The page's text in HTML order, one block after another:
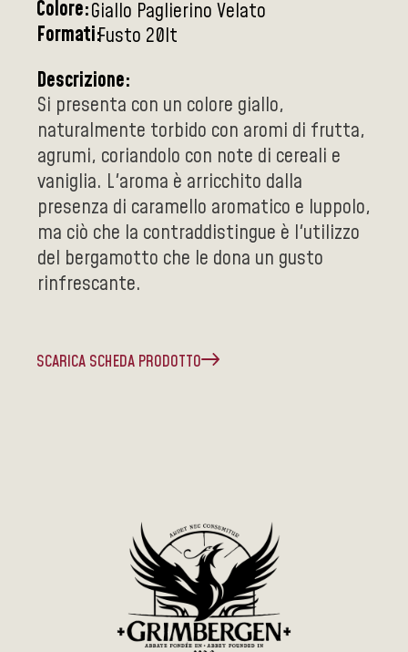
Colore:Giallo Paglierino Velato
Formati:Fusto 20lt
Descrizione:
Si presenta con un colore giallo,
naturalmente torbido con aromi di frutta,
agrumi, coriandolo con note di cereali e
vaniglia. L'aroma è arricchito dalla
presenza di caramello aromatico e luppolo,
ma ciò che la contraddistingue è l'utilizzo
del bergamotto che le dona un gusto
rinfrescante.
SCARICA SCHEDA PRODOTTO